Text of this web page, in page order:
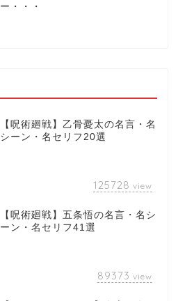
ー・・・
【呪術廻戦】乙骨憂太の名言・名
シーン・名セリフ20選
125728 view
【呪術廻戦】五条悟の名言・名シ
ーン・名セリフ41選
89373 view